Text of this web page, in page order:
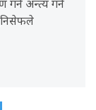
गर्न अन्त्य गर्न